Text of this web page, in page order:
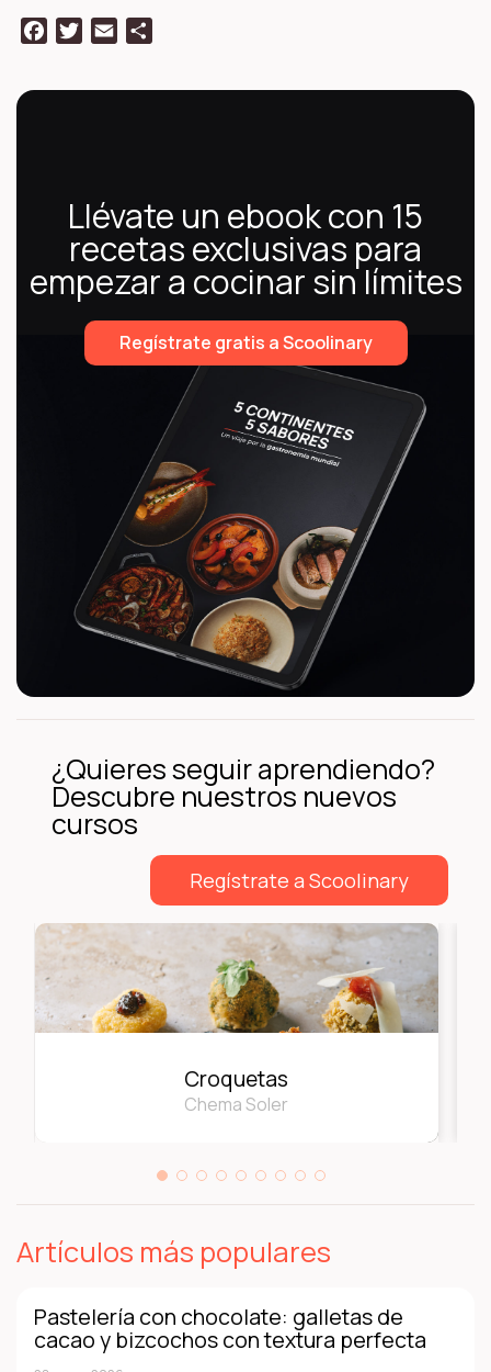
FacebookTwitter
Email
Llévate un ebook con 15
recetas exclusivas para
empezar a cocinar sin límites
Regístrate gratis a Scoolinary
¿Quieres seguir aprendiendo?
Descubre nuestros nuevos
cursos
Regístrate a Scoolinary
Croquetas
Chema Soler
Artículos más populares
Pastelería con chocolate: galletas de
cacao y bizcochos con textura perfecta